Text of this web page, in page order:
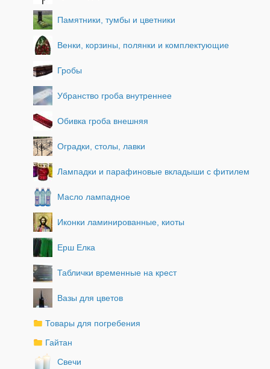
Памятники, тумбы и цветники
Венки, корзины, полянки и комплектующие
Гробы
Убранство гроба внутреннее
Обивка гроба внешняя
Оградки, столы, лавки
Лампадки и парафиновые вкладыши с фитилем
Масло лампадное
Иконки ламинированные, киоты
Ерш Елка
Таблички временные на крест
Вазы для цветов
Товары для погребения
Гайтан
Свечи